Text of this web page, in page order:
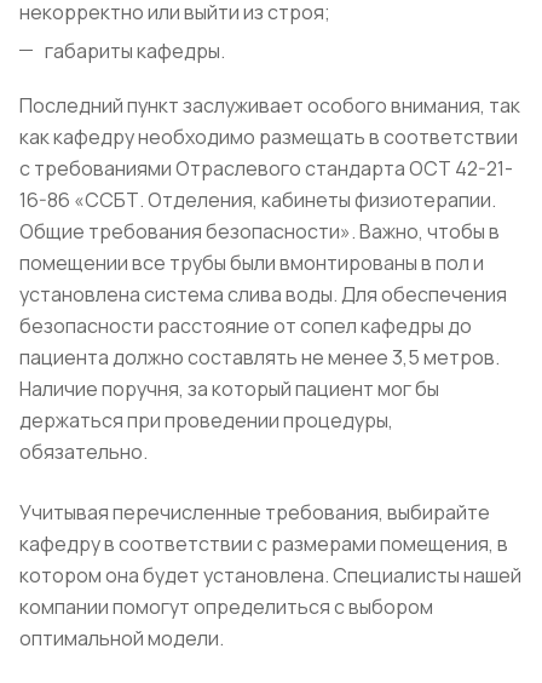
некорректно или выйти из строя;
габариты кафедры.
Последний пункт заслуживает особого внимания, так
как кафедру необходимо размещать в соответствии
с требованиями Отраслевого стандарта ОСТ 42-21-
16-86 «ССБТ. Отделения, кабинеты физиотерапии.
Общие требования безопасности». Важно, чтобы в
помещении все трубы были вмонтированы в пол и
установлена система слива воды. Для обеспечения
безопасности расстояние от сопел кафедры до
пациента должно составлять не менее 3,5 метров.
Наличие поручня, за который пациент мог бы
держаться при проведении процедуры,
обязательно.
Учитывая перечисленные требования, выбирайте
кафедру в соответствии с размерами помещения, в
котором она будет установлена. Специалисты нашей
компании помогут определиться с выбором
оптимальной модели.